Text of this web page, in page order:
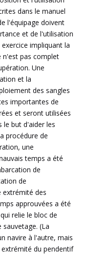
dans le manuel
l'équipage doivent
et de l'utilisation
impliquant la
n'est pas complet
Une
et la
des sangles
importantes de
et seront utilisées
le but d'aider les
procédure de
une
temps a été
de
de
extrémité des
approuvées a été
relie le bloc de
(La
navire à l'autre, mais
du pendentif